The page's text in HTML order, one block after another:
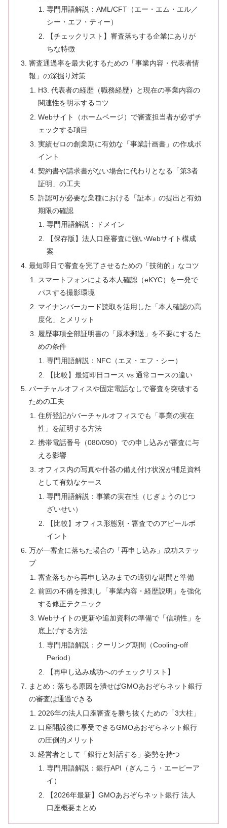
専門用語解説：AML/CFT（エー・エム・エル／
シー・エフ・ティー）
【チェックリスト】審査落ちする企業にありが
ちな特徴
審査通過率を最大化するための「事業内容・代表者情
報」の深掘り対策
H3. 代表者の経歴（職務経歴）と現在の事業内容の
関連性を明示するコツ
Webサイト（ホームページ）で審査担当者が必ずチ
ェックする項目
実績ゼロの創業期に有効な「事業計画書」の作成ポ
イント
契約書や請求書がない場合に代わりとなる「第3者
証明」の工夫
許認可が必要な業種における「証本」の提出と有効
期限の確認
専門用語解説：ドメイン
【保存版】法人口座審査に強いWebサイト構成
案
最短即日で審査を完了させるための「技術的」なコツ
スマートフォンによる本人確認（eKYC）を一発で
パスする撮影環境
マイナンバーカード読取を活用した「本人確認の高
度化」とメリット
履歴事項全部証明書の「原本郵送」を不要にするた
めの条件
専門用語解説：NFC（エヌ・エフ・シー）
【比較】最短即日コース vs 通常コースの違い
バーチャルオフィスや固定電話なしで審査を突破する
ための工夫
住所登記がバーチャルオフィスでも「事業の実在
性」を証明する方法
携帯電話番号（080/090）での申し込みが審査に与
える影響
オフィス内の写真や什器の備え付け状況が補足資料
として有効なケース
専門用語解説：事業の実在性（じぎょうのじつ
ざいせい）
【比較】オフィス形態別・審査でのアピールポ
イント
万が一審査に落ちた場合の「再申し込み」成功ステッ
プ
審査落ちから再申し込みまでの適切な期間と準備
前回の不備を推測し「事業内容・経歴説明」を強化
する修正テクニック
Webサイトの更新や追加資料の準備で「信頼性」を
底上げする方法
専門用語解説：クーリング期間（Cooling-off
Period）
【再申し込み成功へのチェックリスト】
まとめ：落ちる原因を潰せばGMOあおぞらネット銀行
の審査は通過できる
2026年の法人口座審査を勝ち抜くための「3大柱」
口座開設後に享受できるGMOあおぞらネット銀行
の圧倒的メリット
経営者として「銀行と対話する」姿勢を持つ
専門用語解説：銀行API（ぎんこう・エーピーア
イ）
【2026年最新】GMOあおぞらネット銀行 法人
口座概要まとめ